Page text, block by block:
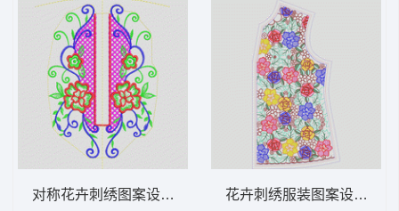
对称花卉刺绣图案设计 领 衣边下摆 中东阿花卉刺绣服装图案设计 领